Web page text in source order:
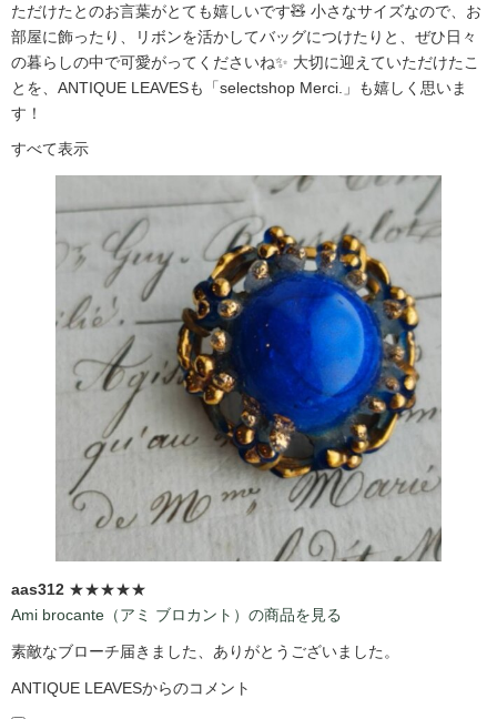
ただけたとのお言葉がとても嬉しいです🧸 小さなサイズなので、お
部屋に飾ったり、リボンを活かしてバッグにつけたりと、ぜひ日々
の暮らしの中で可愛がってくださいね✨ 大切に迎えていただけたこ
とを、ANTIQUE LEAVESも「selectshop Merci.」も嬉しく思いま
す！
すべて表示
aas312 ★★★★★
Ami brocante（アミ ブロカント）の商品を見る
素敵なブローチ届きました、ありがとうございました。
ANTIQUE LEAVESからのコメント